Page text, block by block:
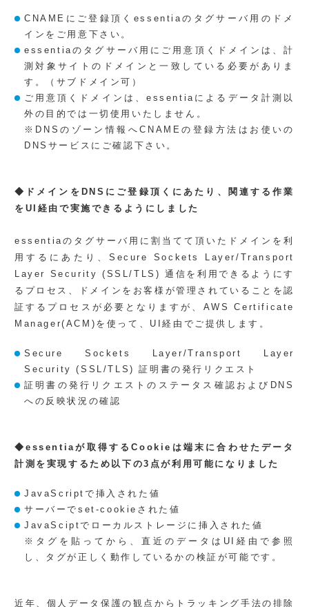
CNAMEにご登録頂くessentiaのタグサーバ用のドメ
インをご用意下さい。
essentiaのタグサーバ用にご用意頂くドメインは、計
測対象サイトのドメインと一致している必要がありま
す。（サブドメイン可）
ご用意頂くドメインは、essentiaによるデータ計測以
外の目的では一切使用いたしません。
※DNSのゾーン情報へCNAMEの登録方法はお使いの
DNSサービスにご確認下さい。
◆ドメインをDNSにご登録頂くにあたり、関連する作業
をUI経由で実施できるようにしました
essentiaのタグサーバ用に割当てて頂いたドメインを利
用するにあたり、Secure Sockets Layer/Transport
Layer Security (SSL/TLS) 通信を利用できるようにす
るプロセス、ドメインをお客様が管理されていることを認
証するプロセスが必要となりますが、AWS Certificate
Manager(ACM)を使って、UI経由でご提供します。
Secure Sockets Layer/Transport Layer
Security (SSL/TLS) 証明書の発行リクエスト
証明書の発行リクエストのステータス確認およびDNS
への反映状況の確認
◆essentiaが取得するCookieは端末に合わせたデータ
計測を実現するため以下の3点が利用可能になりました
JavaScriptで挿入された値
サーバーでset-cookieされた値
JavaSciptでローカルストレージに挿入された値
※タグを貼ってから、直近のデータはUI経由で参照
し、タグが正しく動作しているかの検証が可能です。
近年、個人データ保護の観点からトラッキング手法の排除